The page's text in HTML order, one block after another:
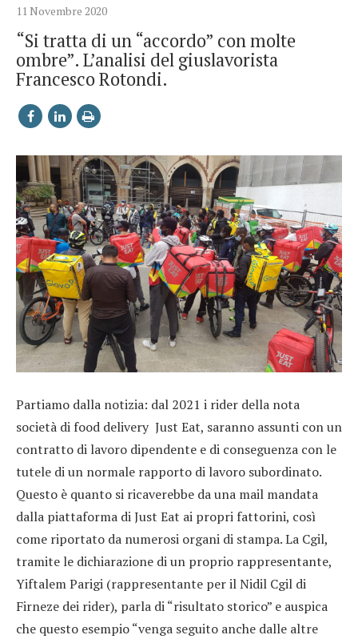
11 Novembre 2020
“Si tratta di un “accordo” con molte
ombre”. L’analisi del giuslavorista
Francesco Rotondi.
Partiamo dalla notizia: dal 2021 i rider della nota
società di food delivery Just Eat, saranno assunti con un
contratto di lavoro dipendente e di conseguenza con le
tutele di un normale rapporto di lavoro subordinato.
Questo è quanto si ricaverebbe da una mail mandata
dalla piattaforma di Just Eat ai propri fattorini, così
come riportato da numerosi organi di stampa. La Cgil,
tramite le dichiarazione di un proprio rappresentante,
Yiftalem Parigi (rappresentante per il Nidil Cgil di
Firneze dei rider), parla di “risultato storico” e auspica
che questo esempio “venga seguito anche dalle altre